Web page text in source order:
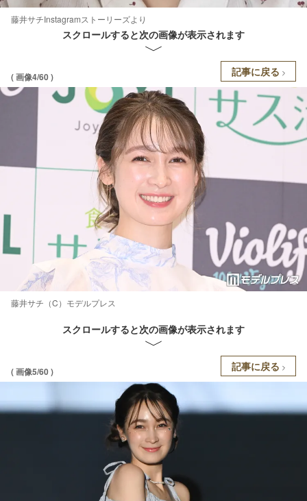
藤井サチInstagramストーリーズより
スクロールすると次の画像が表示されます
( 画像4/60 ) 記事に戻る
藤井サチ（C）モデルプレス
スクロールすると次の画像が表示されます
( 画像5/60 ) 記事に戻る